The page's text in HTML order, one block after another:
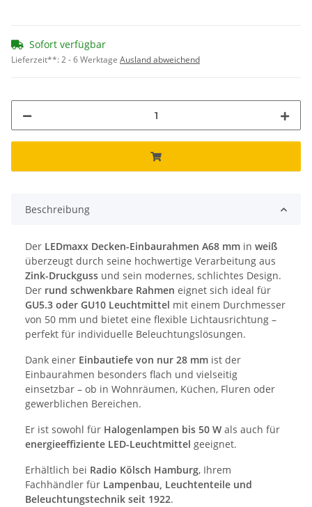
Sofort verfügbar
Lieferzeit**:2 - 6 Werktage Ausland abweichend
Beschreibung
Der LEDmaxx Decken-Einbaurahmen A68 mm in weiß
überzeugt durch seine hochwertige Verarbeitung aus
Zink-Druckguss und sein modernes, schlichtes Design.
Der rund schwenkbare Rahmen eignet sich ideal für
GU5.3 oder GU10 Leuchtmittel mit einem Durchmesser
von 50 mm und bietet eine flexible Lichtausrichtung –
perfekt für individuelle Beleuchtungslösungen.
Dank einer Einbautiefe von nur 28 mm ist der
Einbaurahmen besonders flach und vielseitig
einsetzbar – ob in Wohnräumen, Küchen, Fluren oder
gewerblichen Bereichen.
Er ist sowohl für Halogenlampen bis 50 W als auch für
energieeffiziente LED-Leuchtmittel geeignet.
Erhältlich bei Radio Kölsch Hamburg, Ihrem
Fachhändler für Lampenbau, Leuchtenteile und
Beleuchtungstechnik seit 1922.